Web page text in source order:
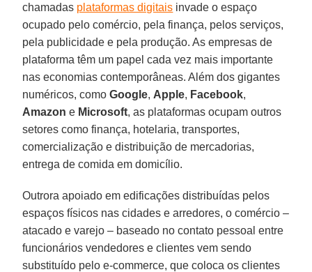
chamadas plataformas digitais invade o espaço
ocupado pelo comércio, pela finança, pelos serviços,
pela publicidade e pela produção. As empresas de
plataforma têm um papel cada vez mais importante
nas economias contemporâneas. Além dos gigantes
numéricos, comoGoogle, Apple, Facebook,
Amazon e Microsoft, as plataformas ocupam outros
setores como finança, hotelaria, transportes,
comercialização e distribuição de mercadorias,
entrega de comida em domicílio.
Outrora apoiado em edificações distribuídas pelos
espaços físicos nas cidades e arredores, o comércio –
atacado e varejo – baseado no contato pessoal entre
funcionários vendedores e clientes vem sendo
substituído pelo e-commerce, que coloca os clientes